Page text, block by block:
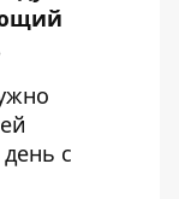
с